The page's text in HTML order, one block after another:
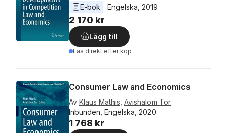
E-bok
Engelska 2019
2 170 kr
Lägg till
Läs direkt efter köp
Consumer Law and Economics
Av Klaus Mathis Avishalom Tor
Inbunden, Engelska, 2020
1 768 kr